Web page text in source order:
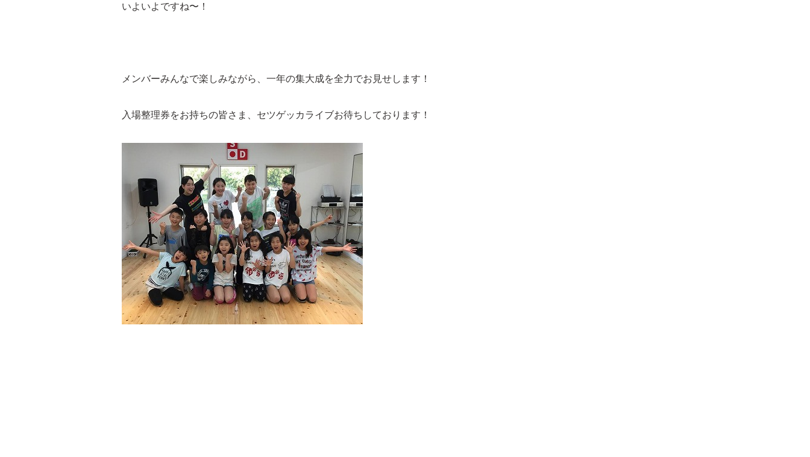
いよいよですね〜！
メンバーみんなで楽しみながら、一年の集大成を全力でお見せします！
入場整理券をお持ちの皆さま、セツゲッカライブお待ちしております！